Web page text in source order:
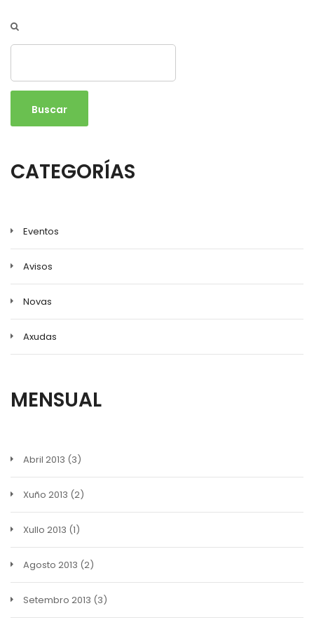
CATEGORÍAS
Eventos
Avisos
Novas
Axudas
MENSUAL
Abril 2013 (3)
Xuño 2013 (2)
Xullo 2013 (1)
Agosto 2013 (2)
Setembro 2013 (3)